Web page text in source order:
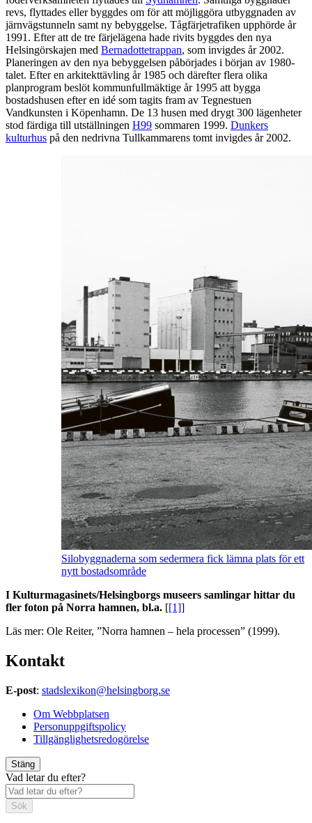
revs, flyttades eller byggdes om för att möjliggöra utbyggnaden av
järnvägstunneln samt ny bebyggelse. Tågfärjetrafiken upphörde år
1991. Efter att de tre färjelägena hade rivits byggdes den nya
Helsingörskajen med Bernadottetrappan, som invigdes år 2002.
Planeringen av den nya bebyggelsen påbörjades i början av 1980-
talet. Efter en arkitekttävling år 1985 och därefter flera olika
planprogram beslöt kommunfullmäktige år 1995 att bygga
bostadshusen efter en idé som tagits fram av Tegnestuen
Vandkunsten i Köpenhamn. De 13 husen med drygt 300 lägenheter
stod färdiga till utställningen H99 sommaren 1999. Dunkers
kulturhus på den nedrivna Tullkammarens tomt invigdes år 2002.
Silobyggnaderna som sedermera fick lämna plats för ett
nytt bostadsområde
I Kulturmagasinets/Helsingborgs museers samlingar hittar du
fler foton på Norra hamnen, bl.a. [[1]]
Läs mer: Ole Reiter, ”Norra hamnen – hela processen” (1999).
Kontakt
E-post: stadslexikon@helsingborg.se
Om Webbplatsen
Personuppgiftspolicy
Tillgänglighetsredogörelse
Stäng
Vad letar du efter?
Sök